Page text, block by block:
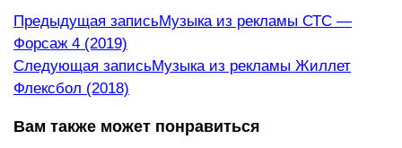
Еще
статьи
Предыдущая записьМузыка из рекламы СТС —
Форсаж 4 (2019)
Следующая записьМузыка из рекламы Жиллет
Флексбол (2018)
Вам также может понравиться